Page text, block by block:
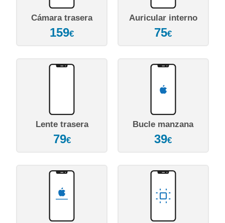
Cámara trasera
159€
Auricular interno
75€
Lente trasera
79€
Bucle manzana
39€